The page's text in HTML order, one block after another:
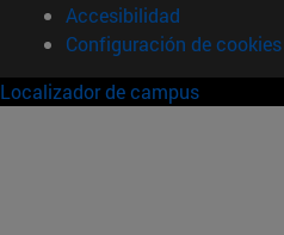
Accesibilidad
Configuración de cookies
Localizador de campus